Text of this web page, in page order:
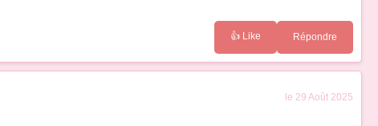
👍 Like Répondre
le 29 Août 2025